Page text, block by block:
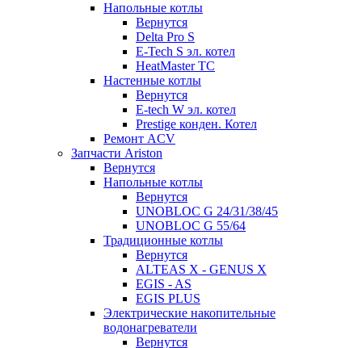
Напольные котлы
Вернутся
Delta Pro S
E-Tech S эл. котел
HeatMaster TC
Настенные котлы
Вернутся
E-tech W эл. котел
Prestige конден. Котел
Ремонт ACV
Запчасти Ariston
Вернутся
Напольные котлы
Вернутся
UNOBLOC G 24/31/38/45
UNOBLOC G 55/64
Традиционные котлы
Вернутся
ALTEAS X - GENUS X
EGIS - AS
EGIS PLUS
Электрические накопительные
водонагреватели
Вернутся